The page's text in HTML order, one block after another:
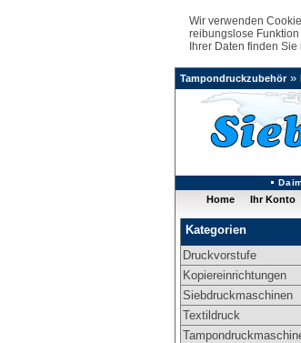
Wir verwenden
reibungslose
Ihrer Daten finden
Tampondruckzubehör»
Home Ihr Konto
Kategorien
Druckvorstufe
Kopiereinrichtungen
Siebdruckmaschinen
Textildruck